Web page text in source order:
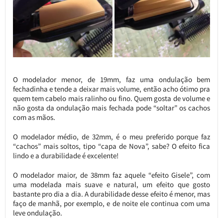
O modelador menor, de 19mm, faz uma ondulação bem
fechadinha e tende a deixar mais volume, então acho ótimo pra
quem tem cabelo mais ralinho ou fino. Quem gosta de volume e
não gosta da ondulação mais fechada pode “soltar” os cachos
com as mãos.
O modelador médio, de 32mm, é o meu preferido porque faz
“cachos” mais soltos, tipo “capa de Nova”, sabe? O efeito fica
lindo e a durabilidade é excelente!
O modelador maior, de 38mm faz aquele “efeito Gisele”, com
uma modelada mais suave e natural, um efeito que gosto
bastante pro dia a dia. A durabilidade desse efeito é menor, mas
faço de manhã, por exemplo, e de noite ele continua com uma
leve ondulação.